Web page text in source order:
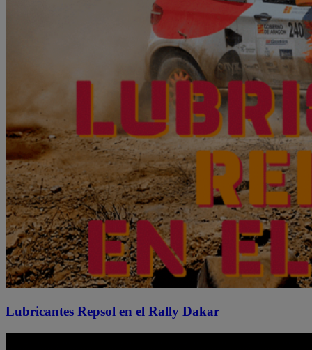
Lubricantes Repsol en el Rally Dakar